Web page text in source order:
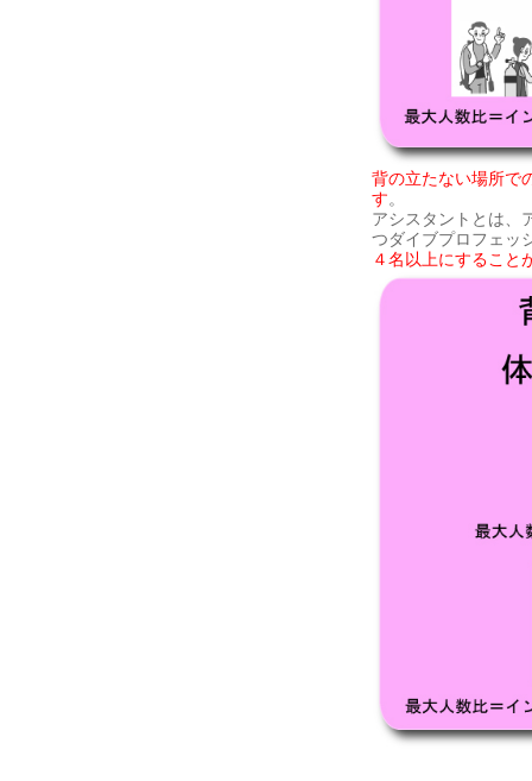
背の立たない場所で
す。
アシスタントとは、
つダイブプロフェッ
４名以上にすること